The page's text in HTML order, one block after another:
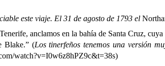
este viaje. El 31 de agosto de 1793 el
en la bahía de Santa Cruz, cuya
Blake.” (Los tinerfeños tenemos una versión
watch?v=I0w6z8hPZ9c&t=38s)